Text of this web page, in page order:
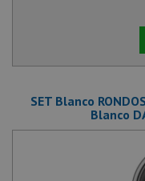
SET Blanco
Blanco